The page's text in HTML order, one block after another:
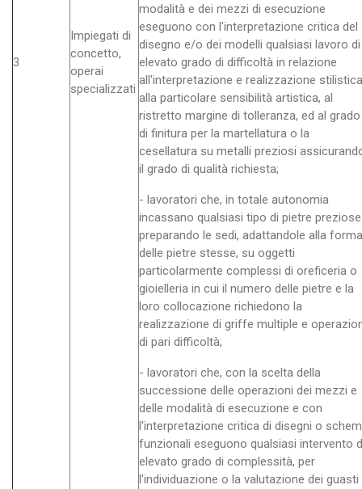
3
Impiegati di
concetto,
operai
specializzati
modalità e dei mezzi di esecuzione
eseguono con l'interpretazione critica del
disegno e/o dei modelli qualsiasi lavoro di
elevato grado di difficoltà in relazione
all'interpretazione e realizzazione
alla particolare sensibilità artistica, al
ristretto margine di tolleranza, ed al grado
di finitura per la martellatura o la
cesellatura su metalli preziosi
il grado di qualità richiesta;
- lavoratori che, in totale autonomia
incassano qualsiasi tipo di pietre preziose
preparando le sedi, adattandole alla forma
delle pietre stesse, su oggetti
particolarmente complessi di oreficeria o
gioielleria in cui il numero delle pietre e la
loro collocazione richiedono la
realizzazione di griffe multiple e
di pari difficoltà;
- lavoratori che, con la scelta della
successione delle operazioni dei mezzi e
delle modalità di esecuzione e con
l'interpretazione critica di disegni o
funzionali eseguono qualsiasi intervento
elevato grado di complessità, per
l'individuazione o la valutazione dei guasti